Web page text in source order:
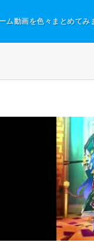
ム動画を色々まとめてみ